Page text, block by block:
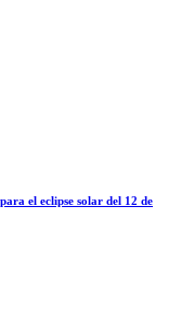
el eclipse solar del 12 de